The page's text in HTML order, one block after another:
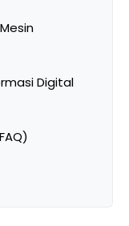
Digital